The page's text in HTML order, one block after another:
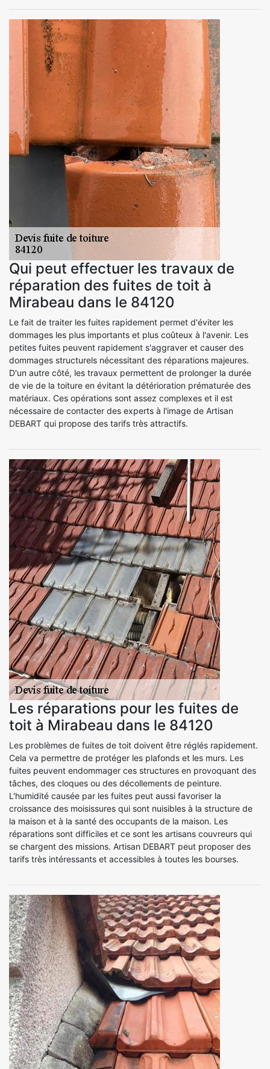
Qui peut effectuer les travaux de
réparation des fuites de toit à
Mirabeau dans le 84120
Le fait de traiter les fuites rapidement permet d'éviter les
dommages les plus importants et plus coûteux à l'avenir. Les
petites fuites peuvent rapidement s'aggraver et causer des
dommages structurels nécessitant des réparations majeures.
D'un autre côté, les travaux permettent de prolonger la durée
de vie de la toiture en évitant la détérioration prématurée des
matériaux. Ces opérations sont assez complexes et il est
nécessaire de contacter des experts à l'image de Artisan
DEBART qui propose des tarifs très attractifs.
Les réparations pour les fuites de
toit à Mirabeau dans le 84120
Les problèmes de fuites de toit doivent être réglés rapidement.
Cela va permettre de protéger les plafonds et les murs. Les
fuites peuvent endommager ces structures en provoquant des
tâches, des cloques ou des décollements de peinture.
L'humidité causée par les fuites peut aussi favoriser la
croissance des moisissures qui sont nuisibles à la structure de
la maison et à la santé des occupants de la maison. Les
réparations sont difficiles et ce sont les artisans couvreurs qui
se chargent des missions. Artisan DEBART peut proposer des
tarifs très intéressants et accessibles à toutes les bourses.